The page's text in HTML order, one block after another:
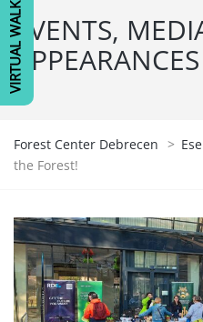
EVENTS,
APPEARANCES
Forest Center Debrecen >
the Forest!
VIRTUAL WALK